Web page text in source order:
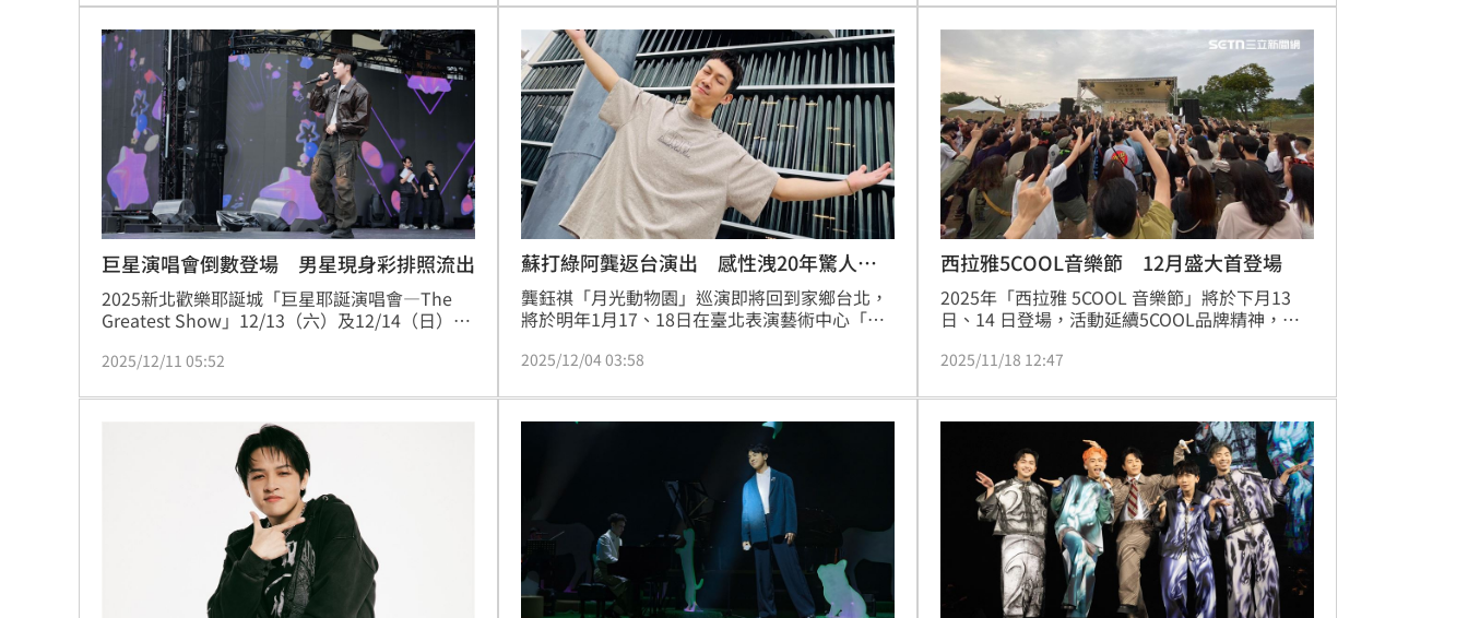
安來說，「兩個人天天都可以是情人節」，才是
最舒服、也最長久的相處方式。
安跨界合唱〈拋物線〉，雙金美聲飆出收視高點
2.62，另外影視歌三棲全能歌后李千娜演唱〈望
月想愛人〉時，收視也有2.49，相當吸睛。
容，12月20日至24日連唱五天
巨星演唱會倒數登場 男星現身彩排照流出
2025新北歡樂耶誕城「巨星耶誕演唱會—The
Greatest Show」12/13（六）及12/14（日）連
巨星耶誕演唱會首（13）日壓軸將由「金曲創作
2025/12/11 05:52
蘇打綠阿龔返台演出 感性洩20年驚人巧
合
龔鈺祺「月光動物園」巡演即將回到家鄉台北，
將於明年1月17、18日在臺北表演藝術中心「球
制也將擴增為更貼近專輯錄製規格，並把完整動
「全新溫暖系嘉賓」助陣，阿龔賣關子預告：
「真的要說，他也是一位動物歌手！」
2025/12/04 03:58
西拉雅5COOL音樂節 12月盛大首登場
2025年「西拉雅 5COOL 音樂節」將於下月13
日、14 日登場，活動延續5COOL品牌精神，結
魅力，以音樂、戶外與地方文化打造年度壓軸盛
2025/11/18 12:47